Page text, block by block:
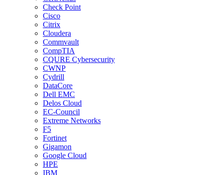
Check Point
Cisco
Citrix
Cloudera
Commvault
CompTIA
CQURE Cybersecurity
CWNP
Cydrill
DataCore
Dell EMC
Delos Cloud
EC-Council
Extreme Networks
F5
Fortinet
Gigamon
Google Cloud
HPE
IBM